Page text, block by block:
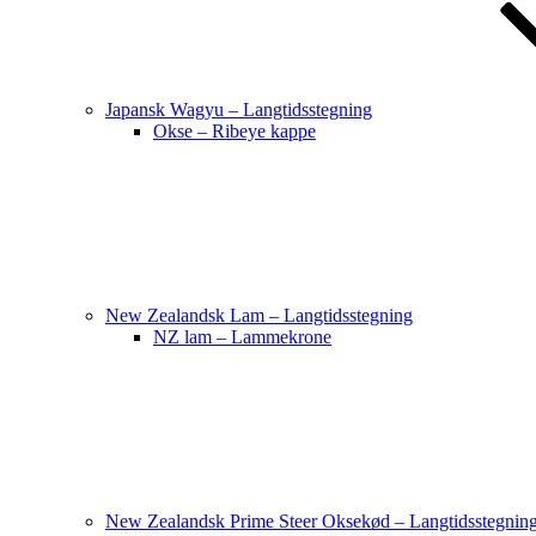
Japansk Wagyu – Langtidsstegning
Okse – Ribeye kappe
New Zealandsk Lam – Langtidsstegning
NZ lam – Lammekrone
New Zealandsk Prime Steer Oksekød –